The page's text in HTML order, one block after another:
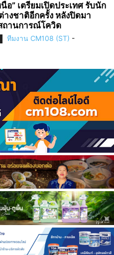
นือ” เตรียมเปิดประเทศ รับนัก
างชาติอีกครั้ง หลังปิดมา
ถานการณ์โควิด
ทีมงาน CM108 (ST) -